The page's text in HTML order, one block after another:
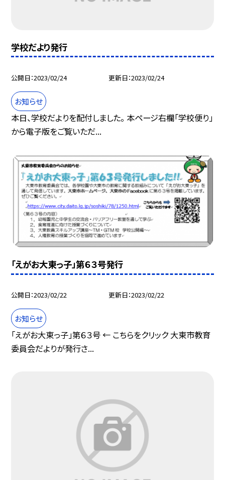
学校だより発行
公開日 2023/02/24 更新日 2023/02/24
お知らせ
本日、学校だよりを配付しました。 本ページ右欄「学校便り」
から電子版をご覧いただ...
「えがお大東っ子」第６３号発行
公開日 2023/02/22 更新日 2023/02/22
お知らせ
「えがお大東っ子」第６３号 ← こちらをクリック 大東市教育
委員会だよりが発行さ...